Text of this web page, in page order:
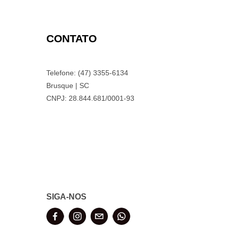
CONTATO
Telefone: (47) 3355-6134
Brusque | SC
CNPJ: 28.844.681/0001-93
SIGA-NOS